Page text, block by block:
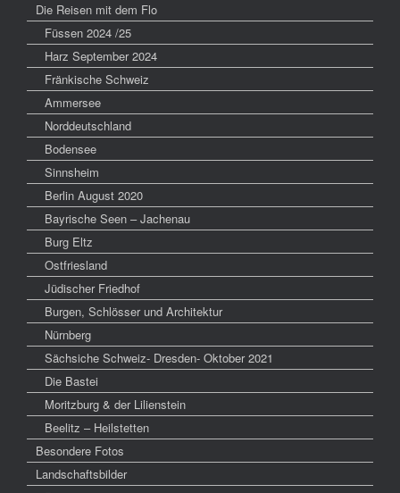
Die Reisen mit dem Flo
Füssen 2024 /25
Harz September 2024
Fränkische Schweiz
Ammersee
Norddeutschland
Bodensee
Sinnsheim
Berlin August 2020
Bayrische Seen – Jachenau
Burg Eltz
Ostfriesland
Jüdischer Friedhof
Burgen, Schlösser und Architektur
Nürnberg
Sächsiche Schweiz- Dresden- Oktober 2021
Die Bastei
Moritzburg & der Lilienstein
Beelitz – Heilstetten
Besondere Fotos
Landschaftsbilder